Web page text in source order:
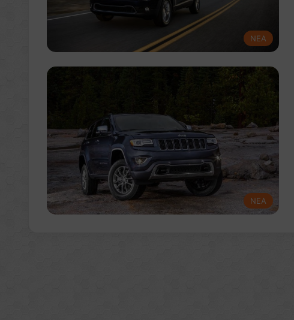
NEA
NEA